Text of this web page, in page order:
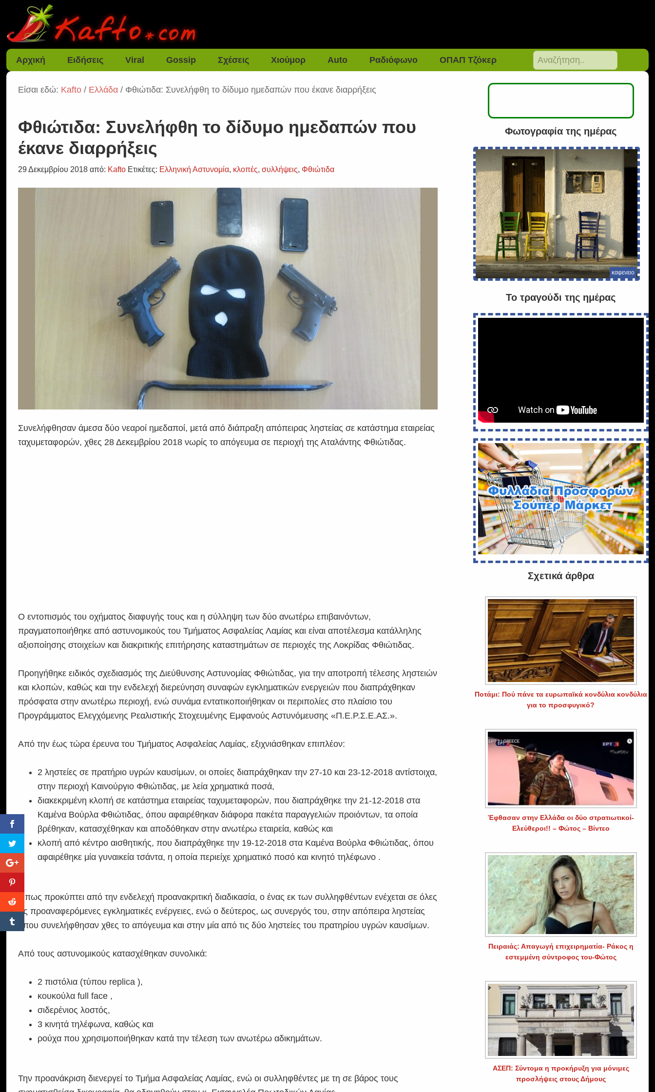
Αρχική Ειδήσεις Viral Gossip Σχέσεις Χιούμορ Auto Ραδιόφωνο ΟΠΑΠ Τζόκερ
Είσαι εδώ: Kafto / Ελλάδα / Φθιώτιδα: Συνελήφθη το δίδυμο ημεδαπών που έκανε διαρρήξεις
Φθιώτιδα: Συνελήφθη το δίδυμο ημεδαπών που
έκανε διαρρήξεις
29 Δεκεμβρίου 2018 από: Kafto Ετικέτες: Ελληνική Αστυνομία, κλοπές,συλλήψεις, Φθιώτιδα
Συνελήφθησαν άμεσα δύο νεαροί ημεδαποί, μετά από διάπραξη απόπειρας ληστείας σε κατάστημα εταιρείας
ταχυμεταφορών, χθες 28 Δεκεμβρίου 2018 νωρίς το απόγευμα σε περιοχή της Αταλάντης Φθιώτιδας.
Ο εντοπισμός του οχήματος διαφυγής τους και η σύλληψη των δύο ανωτέρω επιβαινόντων,
πραγματοποιήθηκε από αστυνομικούς του Τμήματος Ασφαλείας Λαμίας και είναι αποτέλεσμα κατάλληλης
αξιοποίησης στοιχείων και διακριτικής επιτήρησης καταστημάτων σε περιοχές της Λοκρίδας Φθιώτιδας.
Προηγήθηκε ειδικός σχεδιασμός της Διεύθυνσης Αστυνομίας Φθιώτιδας, για την αποτροπή τέλεσης ληστειών
και κλοπών, καθώς και την ενδελεχή διερεύνηση συναφών εγκληματικών ενεργειών που διαπράχθηκαν
πρόσφατα στην ανωτέρω περιοχή, ενώ συνάμα εντατικοποιήθηκαν οι περιπολίες στο πλαίσιο του
Προγράμματος Ελεγχόμενης Ρεαλιστικής Στοχευμένης Εμφανούς Αστυνόμευσης «Π.Ε.Ρ.Σ.Ε.ΑΣ.».
Από την έως τώρα έρευνα του Τμήματος Ασφαλείας Λαμίας, εξιχνιάσθηκαν επιπλέον:
2 ληστείες σε πρατήριο υγρών καυσίμων, οι οποίες διαπράχθηκαν την 27-10 και 23-12-2018 αντίστοιχα,
στην περιοχή Καινούργιο Φθιώτιδας, με λεία χρηματικά ποσά,
διακεκριμένη κλοπή σε κατάστημα εταιρείας ταχυμεταφορών, που διαπράχθηκε την 21-12-2018 στα
Καμένα Βούρλα Φθιώτιδας, όπου αφαιρέθηκαν διάφορα πακέτα παραγγελιών προιόντων, τα οποία
βρέθηκαν, κατασχέθηκαν και αποδόθηκαν στην ανωτέρω εταιρεία, καθώς και
κλοπή από κέντρο αισθητικής, που διαπράχθηκε την 19-12-2018 στα Καμένα Βούρλα Φθιώτιδας, όπου
αφαιρέθηκε μία γυναικεία τσάντα, η οποία περιείχε χρηματικό ποσό και κινητό τηλέφωνο .
Όπως προκύπτει από την ενδελεχή προανακριτική διαδικασία, ο ένας εκ των συλληφθέντων ενέχεται σε όλες
τις προαναφερόμενες εγκληματικές ενέργειες, ενώ ο δεύτερος, ως συνεργός του, στην απόπειρα ληστείας
όπου συνελήφθησαν χθες το απόγευμα και στην μία από τις δύο ληστείες του πρατηρίου υγρών καυσίμων.
Από τους αστυνομικούς κατασχέθηκαν συνολικά:
2 πιστόλια (τύπου replica ),
κουκούλα full face ,
σιδερένιος λοστός,
3 κινητά τηλέφωνα, καθώς και
ρούχα που χρησιμοποιήθηκαν κατά την τέλεση των ανωτέρω αδικημάτων.
Την προανάκριση διενεργεί το Τμήμα Ασφαλείας Λαμίας, ενώ οι συλληφθέντες με τη σε βάρος τους
Φωτογραφία της ημέρας
καφενειο
Το τραγούδι της ημέρας
Σχετικά άρθρα
Ποτάμι: Πού πάνε τα ευρωπαϊκά κονδύλια κονδύλια
για το προσφυγικό?
Έφθασαν στην Ελλάδα οι δύο στρατιωτικοί-
Ελεύθεροι!! – Φώτος – Βίντεο
Πειραιάς: Απαγωγή επιχειρηματία- Ράκος η
εστεμμένη σύντροφος του-Φώτος
ΑΣΕΠ: Σύντομα η προκήρυξη για μόνιμες
προσλήψεις στους Δήμους